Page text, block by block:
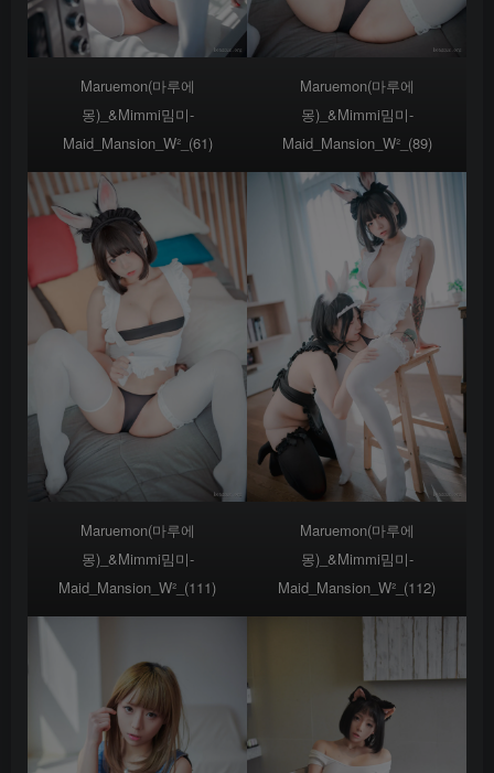
Maruemon(마루에
몽)_&Mimmi밈미-
Maid_Mansion_W²_(61)
Maruemon(마루에
몽)_&Mimmi밈미-
Maid_Mansion_W²_(89)
Maruemon(마루에
몽)_&Mimmi밈미-
Maid_Mansion_W²_(111)
Maruemon(마루에
몽)_&Mimmi밈미-
Maid_Mansion_W²_(112)